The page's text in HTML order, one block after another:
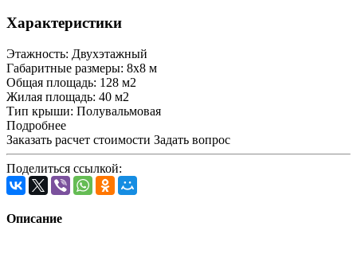
Характеристики
Этажность: Двухэтажный
Габаритные размеры: 8х8 м
Общая площадь: 128 м2
Жилая площадь: 40 м2
Тип крыши: Полувальмовая
Подробнее
Заказать расчет стоимости Задать вопрос
Поделиться ссылкой:
Описание